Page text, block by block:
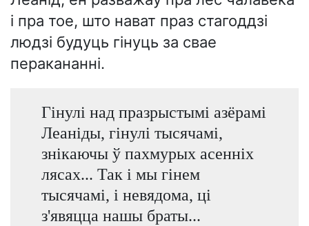
і пра тое, што нават праз стагоддзі
людзі будуць гінуць за свае
перакананні.
Гінулі над празрыстымі азёрамі
Леаніды, гінулі тысячамі,
знікаючы ў пахмурых асенніх
лясах... Так і мы гінем
тысячамі, і невядома, ці
з'явяцца нашы браты...